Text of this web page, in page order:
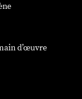
d’œuvre